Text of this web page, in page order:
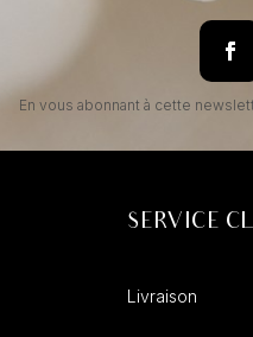
En vous abonnant à cette
SERVICE
Livraison